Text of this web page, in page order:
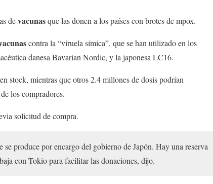
devacunasque las donen a los países con brotes de mpox.
contra la “viruela símica”, que se han utilizado en los
danesa Bavarian Nordic, y la japonesa LC16.
stock, mientras que otros 2.4 millones de dosis podrían
los compradores.
solicitud de compra.
produce por encargo del gobierno de Japón. Hay una reserva
con Tokio para facilitar las donaciones, dijo.